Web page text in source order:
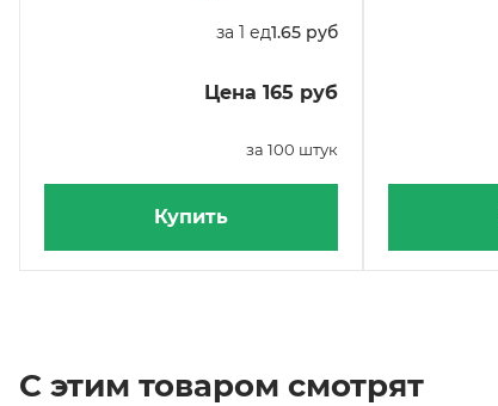
за 1 ед1.65 руб
Цена 165 руб
за 100 штук
Купить
С этим товаром смотрят